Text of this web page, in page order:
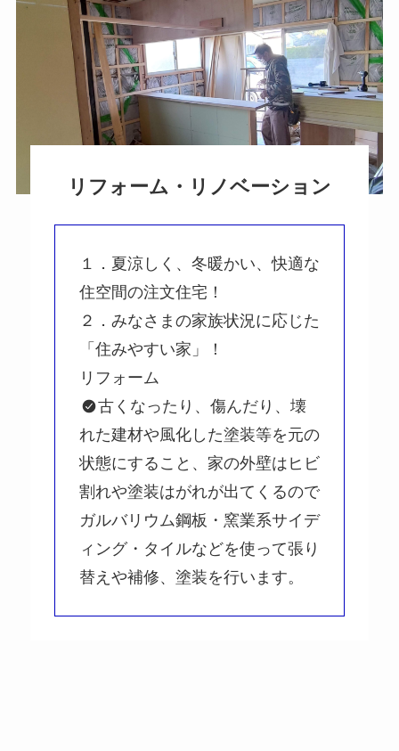
リフォーム・リノベーション
１．夏涼しく、冬暖かい、快適な
住空間の注文住宅！
２．みなさまの家族状況に応じた
「住みやすい家」！
リフォーム
古くなったり、傷んだり、壊
れた建材や風化した塗装等を元の
状態にすること、家の外壁はヒビ
割れや塗装はがれが出てくるので
ガルバリウム鋼板・窯業系サイデ
ィング・タイルなどを使って張り
替えや補修、塗装を行います。